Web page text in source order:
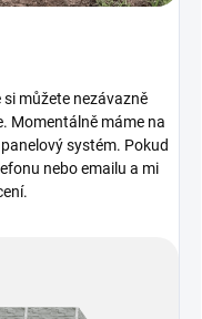
můžete nezávazně
Momentálně máme na
systém. Pokud
nebo emailu a mi